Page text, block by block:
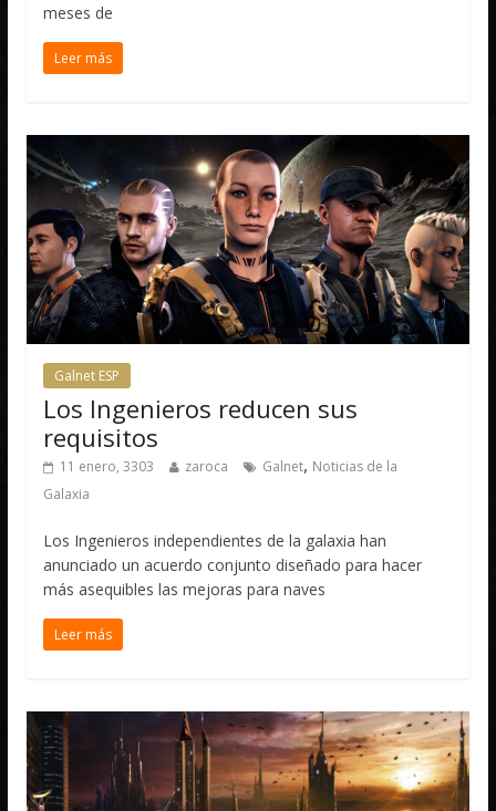
meses de
Leer más
Galnet ESP
Los Ingenieros reducen sus
requisitos
11 enero, 3303 zaroca Galnet, Noticias de la
Galaxia
Los Ingenieros independientes de la galaxia han
anunciado un acuerdo conjunto diseñado para hacer
más asequibles las mejoras para naves
Leer más